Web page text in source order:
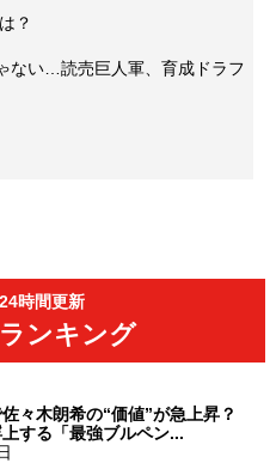
？
ない…読売巨人軍、育成ドラフ
24時間更新
ンキング
々木朗希の“価値”が急上昇？
上する「最強ブルペン...